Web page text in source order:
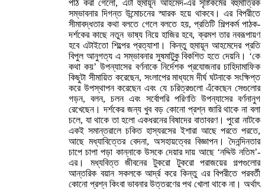
পাঠ করা গেলো, এটা হুমায়ূন আহমেদ-এর সৃষ্টিকর্মের বহুমাত্রিক
সম্ভাবনার দিগন্ত উন্মোচনের স্মারক হয়ে থাকবে। এর বিপরীতে
সীমাবদ্ধতার কথা বলতে গেলে বলতে হয়, প্রতিটি শিল্পকর্ম পাঠক-
দর্শকের কাছে নতুন ভাষ্য নিয়ে হাজির হবে, ক্রমশ তার নবরূপায়ণ
হবে এটাইতো শিল্পের প্রত্যাশা। কিন্তু হুমায়ূন আহমেদের প্রতি
বিপুল আনুগত্য এ সম্ভাবনার সুষমাটুকু বিকশিত হতে দেয়নি। ‘কে
কথা কয়’ উপন্যাসের বর্ণনাকে নির্দেশক প্রযোজনার চাহিদামাফিক
কিছুটা সীমায়িত করেছেন, সংলাপের মাধ্যমে দীর্ঘ ঘটনাকে সংক্ষিপ্ত
করে উপস্থাপন করেছেন এবং যে চরিত্রগুলো এঁকেছেন সেগুলোর
গড়ন, বলন, চলন এবং সর্বোপরি পরিণতি উপন্যাসের বর্ণনানুগ
রেখেছেন। দর্শকের জন্য খুব বড় কোনো প্রশ্ন জারি থাকে না বলা
চলে, যা থাকে তা হলো একধরনের বিষাদের বাতাবরণ। পুরো নাটকে
একই সমান্তরালে চকিত হাস্যরসের ইশারা আছে পরতে পরতে,
আছে মধ্যাবিত্তের বেদনা, অসহায়ত্বের বিজ্ঞাপন। দৈনন্দিনতার
চাপে চাপা পড়া কান্নাকে উসকে দেয়ার দায় আছে ‘নদ্দিউ নতিম’-
এর। মধ্যবিত্ত জীবনের টুকরো টুকরো পরাজয়ের গল্পগুলোর
আন্তরিক বয়ান সকলকে আর্দ্র করে কিন্তু এর বিপরীতে পরবর্তী
কোনো প্রশ্ন কিংবা ভাবনার উত্তরণের পথ খোলা থাকে না। অর্থাৎ